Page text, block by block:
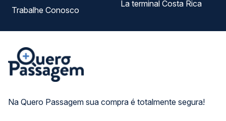
Na Quero Passagem sua compra é totalmente segura!
Trabalhe Conosco
La terminal Costa Rica